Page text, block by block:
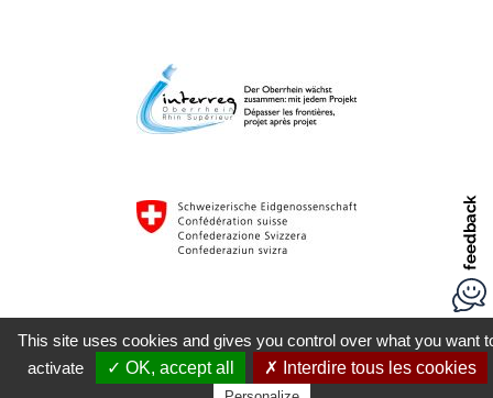
This site uses cookies and gives you control over what you want
activate
✓ OK, accept all ✗ Interdire tous les cookies